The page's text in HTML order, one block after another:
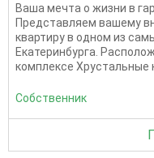
Ваша мечта о жизни в
Представляем вашему
квартиру в одном из
Екатеринбурга.
комплексе Хрустальные
Собственник